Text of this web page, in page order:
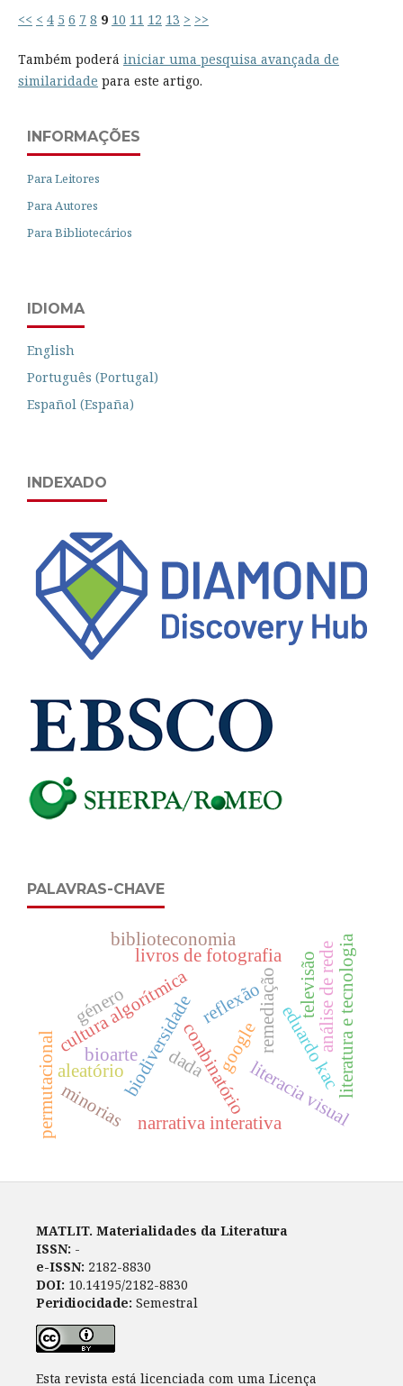
<< < 4 5 6 7 8 9 10 11 12 13 > >>
Também poderá iniciar uma pesquisa avançada de
similaridade para este artigo.
INFORMAÇÕES
Para Leitores
Para Autores
Para Bibliotecários
IDIOMA
English
Português (Portugal)
Español (España)
INDEXADO
PALAVRAS-CHAVE
biodiversidade
bioarte combinatório
remediação
google
cultura algorítmica
livros de fotografia
literacia visual
biblioteconomia
eduardo kac
aleatório
análise de redeliteratura e tecnologia
narrativa interativa
reflexão
género
permutacional dada
minorias
televisão
MATLIT. Materialidades da Literatura
ISSN: -
e-ISSN: 2182-8830
DOI: 10.14195/2182-8830
Peridiocidade: Semestral
Esta revista está licenciada com uma Licença